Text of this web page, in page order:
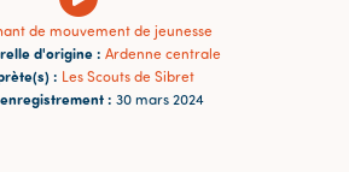
de mouvement de jeunesse
d'origine : Ardenne centrale
: Les Scouts de Sibret
: 30 mars 2024